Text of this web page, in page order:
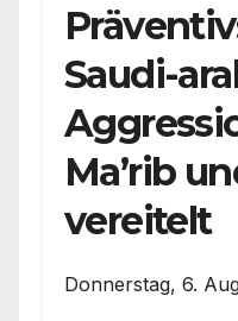
Saudi-
Ma’rib
vereitelt
Donnerstag, 6.